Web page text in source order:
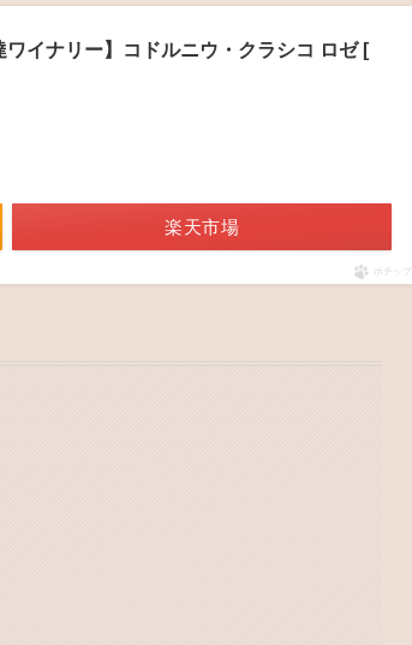
ワイナリー】コドルニウ・クラシコ ロゼ [
楽天市場
ポチップ